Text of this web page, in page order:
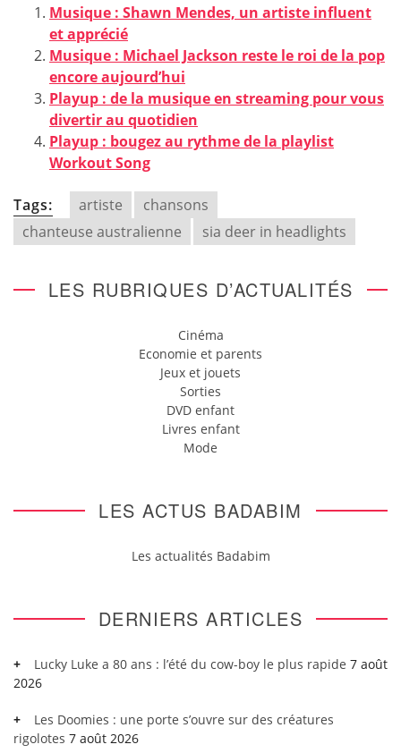
Musique : Shawn Mendes, un artiste influent
et apprécié
Musique : Michael Jackson reste le roi de la pop
encore aujourd’hui
Playup : de la musique en streaming pour vous
divertir au quotidien
Playup : bougez au rythme de la playlist
Workout Song
Tags: artiste
chansons
chanteuse australienne
sia deer in headlights
LES RUBRIQUES D’ACTUALITÉS
Cinéma
Economie et parents
Jeux et jouets
Sorties
DVD enfant
Livres enfant
Mode
LES ACTUS BADABIM
Les actualités Badabim
DERNIERS ARTICLES
Lucky Luke a 80 ans : l’été du cow-boy le plus rapide 7 août
2026
Les Doomies : une porte s’ouvre sur des créatures
rigolotes 7 août 2026